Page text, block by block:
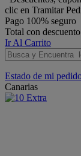
clic en Tramitar
Pago 100% seguro
Total con descuento
Ir Al Carrito
Estado de mi
Canarias